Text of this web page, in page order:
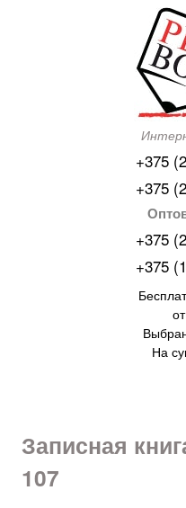
+375
+375
+375
+375
На
Записная
107